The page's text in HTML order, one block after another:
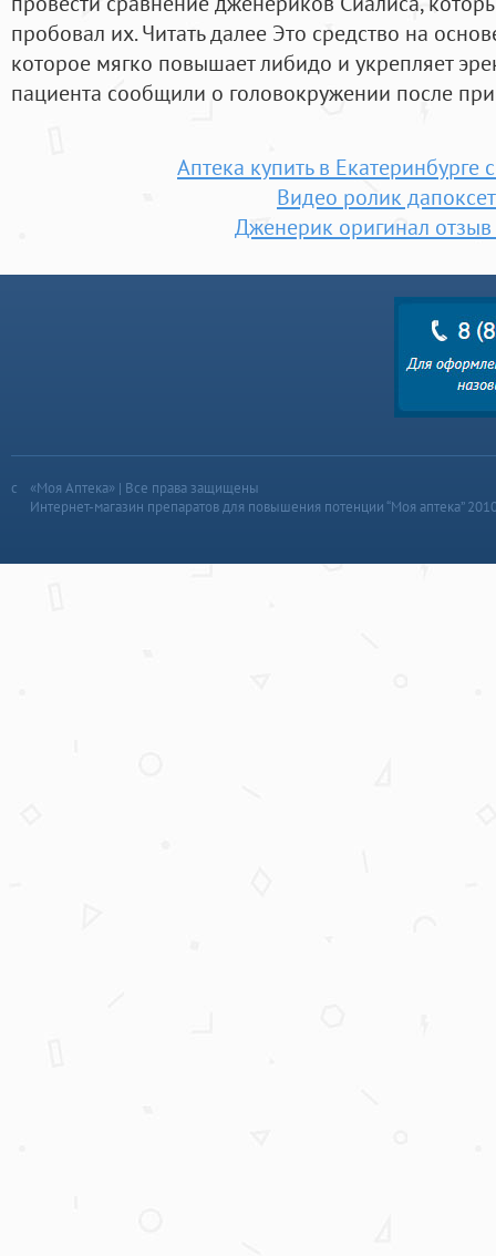
пробовал их. Читать далее Это средство на
которое мягко повышает либидо и укрепляет
пациента сообщили о головокружении после
Аптека купить в Екатеринбурге
Видео ролик
Дженерик оригинал отзыв
«Моя Аптека» | Все права защищены
Интернет-магазин препаратов для повышения потенции “Моя аптека”